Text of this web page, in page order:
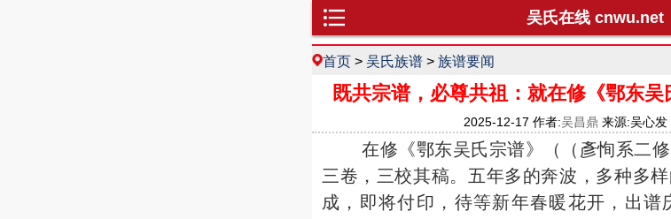
吴氏在线 cnwu.net
首页 > 吴氏族谱 > 族谱要闻
既共宗谱，必尊共祖：就在修《鄂东
2025-12-17 作者:吴昌鼎 来源:吴心
在修《鄂东吴氏宗谱》（（彥恂系二修
三卷，三校其稿。五年多的奔波，多种多
成，即将付印，待等新年春暖花开，出谱